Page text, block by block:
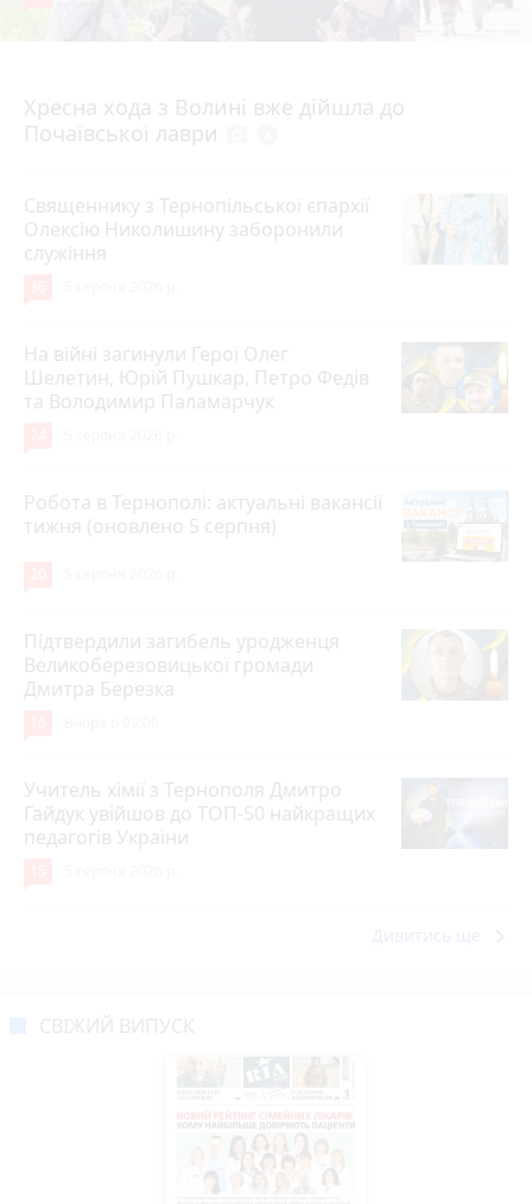
Хресна хода з Волині вже дійшла до
Почаївської лаври
Священнику з Тернопільської єпархії
Олексію Николишину заборонили
служіння
На війні загинули Герої Олег
Шелетин, Юрій Пушкар, Петро Федів
та Володимир Паламарчук
Робота в Тернополі: актуальні вакансії
тижня (оновлено 5 серпня)
Підтвердили загибель уродженця
Великоберезовицької громади
Дмитра Березка
Учитель хімії з Тернополя Дмитро
Гайдук увійшов до ТОП-50 найкращих
педагогів України